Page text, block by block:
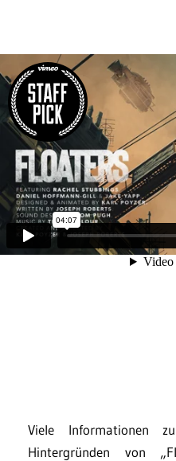
Viele Informationen
Hintergründen von